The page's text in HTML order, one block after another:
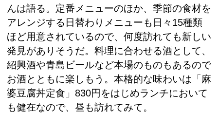
んは語る。定番メニューのほか、季節の食材を
アレンジする日替わりメニューも日々15種類
ほど用意されているので、何度訪れても新しい
発見がありそうだ。料理に合わせる酒として、
紹興酒や青島ビールなど本場のものもあるので
お酒とともに楽しもう。本格的な味わいは「麻
婆豆腐丼定食」830円をはじめランチにおいて
も健在なので、昼も訪れてみて。